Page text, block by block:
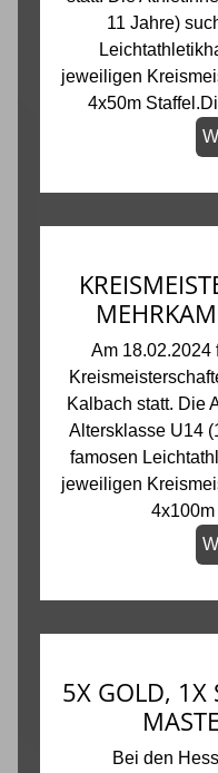
11 Jahre)
jeweiligen
4x50m
Am 18.02.2024
Kalbach statt. Die
Altersklasse U14
famosen
jeweiligen
4x100m
5X GOLD, 1X
Bei den